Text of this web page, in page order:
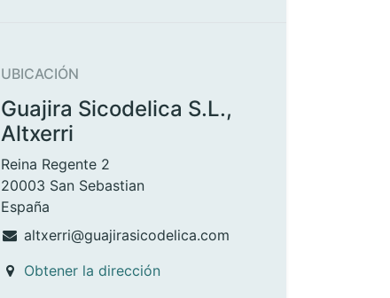
UBICACIÓN
Guajira Sicodelica S.L.,
Altxerri
Reina Regente 2
20003 San Sebastian
España
altxerri@guajirasicodelica.com
Obtener la dirección